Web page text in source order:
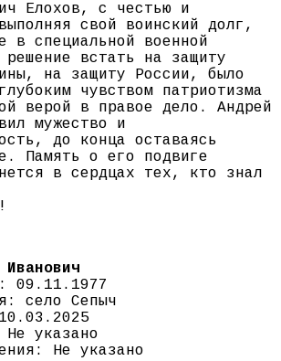
Елохов, с честью и
свой воинский долг,
в специальной военной
встать на защиту
на защиту России, было
чувством патриотизма
верой в правое дело. Андрей
мужество и
до конца оставаясь
Память о его подвиге
в сердцах тех, кто знал
09.11.1977
село Сепыч
указано
Не указано